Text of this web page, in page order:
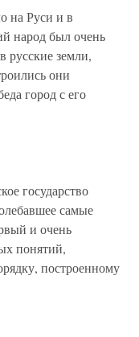
на Руси и в
народ был очень
русские земли,
они
город с его
государство
самые
и очень
понятий,
построенному